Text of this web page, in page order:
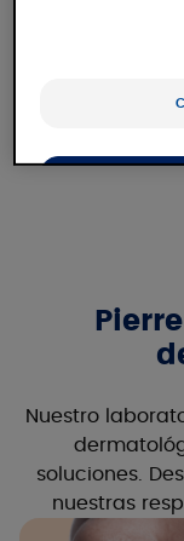
Nuestro
soluciones.
nuestras